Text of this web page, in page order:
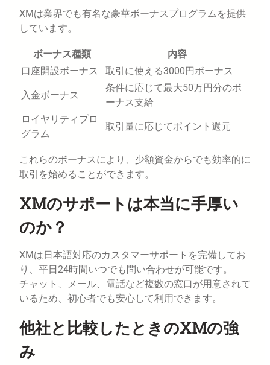
XMは業界でも有名な豪華ボーナスプログラムを提供
しています。
ボーナス種類
内容
口座開設ボーナス
取引に使える3000円ボーナス
入金ボーナス
条件に応じて最大50万円分のボ
ーナス支給
ロイヤリティプロ
グラム
取引量に応じてポイント還元
これらのボーナスにより、少額資金からでも効率的に
取引を始めることができます。
XMのサポートは本当に手厚い
のか？
XMは日本語対応のカスタマーサポートを完備してお
り、平日24時間いつでも問い合わせが可能です。
チャット、メール、電話など複数の窓口が用意されて
いるため、初心者でも安心して利用できます。
他社と比較したときのXMの強
み